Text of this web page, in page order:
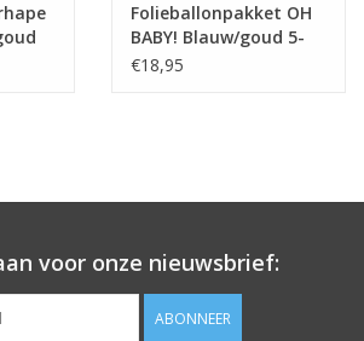
Folieballonpakket OH
BABY! Blauw/goud 5-
delig
€18,95
voor onze nieuwsbrief:
ABONNEER